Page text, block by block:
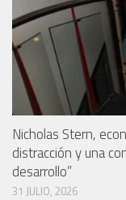
Nicholas Stern,
distracción y una
desarrollo”
31 JULIO, 2026